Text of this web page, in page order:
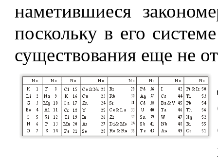
наметившиеся
поскольку в его
существования еще не